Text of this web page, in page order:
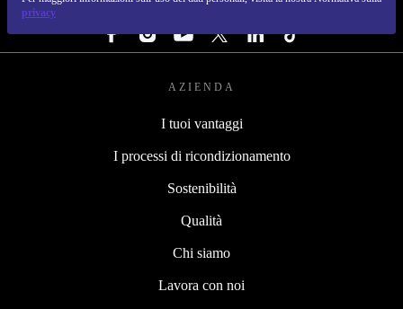
privacy
SEGUICI SU
AZIENDA
I tuoi vantaggi
I processi di ricondizionamento
Sostenibilità
Qualità
Chi siamo
Lavora con noi